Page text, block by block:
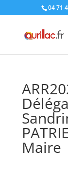
04 71
Maire